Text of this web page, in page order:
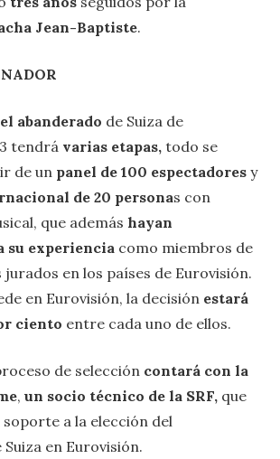
Jean-Baptiste.
abanderado de Suiza de
tendrá varias etapas, todo se
de un panel de 100 espectadores y
de 20 personas con
que además hayan
su experiencia como miembros de
en los países de Eurovisión.
en Eurovisión, la decisión estará
ciento entre cada uno de ellos.
de selección contará con la
, un socio técnico de la SRF, que
a la elección del
en Eurovisión.